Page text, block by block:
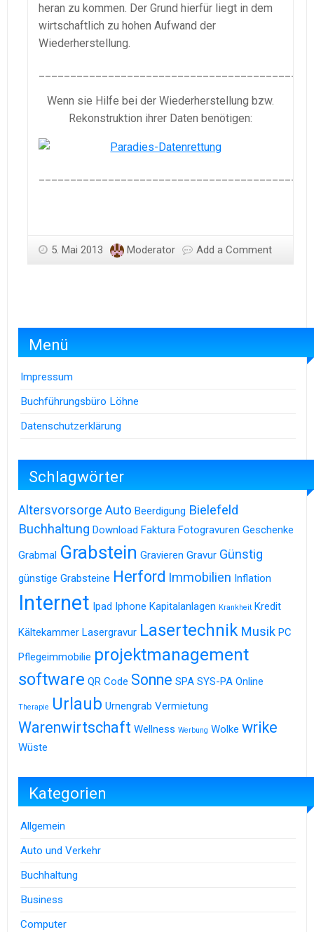
heran zu kommen. Der Grund hierfür liegt in dem
wirtschaftlich zu hohen Aufwand der
Wiederherstellung.
Wenn sie Hilfe bei der Wiederherstellung bzw.
Rekonstruktion ihrer Daten benötigen:
5. Mai 2013 Moderator Add a Comment
Menü
Impressum
Buchführungsbüro Löhne
Datenschutzerklärung
Schlagwörter
Altersvorsorge Auto Beerdigung Bielefeld
Buchhaltung Download Faktura Fotogravuren Geschenke
Grabmal Grabstein Gravieren Gravur Günstig
günstige Grabsteine Herford Immobilien Inflation
Internet Ipad Iphone Kapitalanlagen Krankheit Kredit
Kältekammer Lasergravur Lasertechnik Musik PC
Pflegeimmobilie projektmanagement
software QR Code Sonne SPA SYS-PA Online
Therapie Urlaub Urnengrab Vermietung
Warenwirtschaft Wellness Werbung Wolke wrike
Wüste
Kategorien
Allgemein
Auto und Verkehr
Buchhaltung
Business
Computer